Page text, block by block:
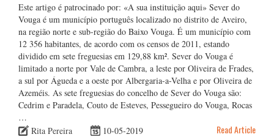
Este artigo é patrocinado por: «A sua instituição aqui» Sever do
Vouga é um município português localizado no distrito de Aveiro,
na região norte e sub-região do Baixo Vouga. É um município com
12 356 habitantes, de acordo com os censos de 2011, estando
dividido em sete freguesias em 129,88 km². Sever do Vouga é
limitado a norte por Vale de Cambra, a leste por Oliveira de Frades,
a sul por Águeda e a oeste por Albergaria-a-Velha e por Oliveira de
Azeméis. As sete freguesias do concelho de Sever do Vouga são:
Cedrim e Paradela, Couto de Esteves, Pessegueiro do Vouga, Rocas
…
Rita Pereira
10-05-2019 Read Article